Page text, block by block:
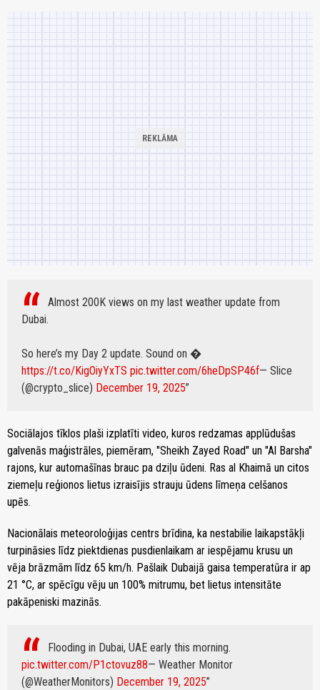
Almost 200K views on my last weather update from
Dubai.
So here’s my Day 2 update. Sound on �
https://t.co/KigOiyYxTS pic.twitter.com/6heDpSP46f— Slice
(@crypto_slice) December 19, 2025
Sociālajos tīklos plaši izplatīti video, kuros redzamas applūdušas
galvenās maģistrāles, piemēram, "Sheikh Zayed Road" un "Al Barsha"
rajons, kur automašīnas brauc pa dziļu ūdeni. Ras al Khaimā un citos
ziemeļu reģionos lietus izraisījis strauju ūdens līmeņa celšanos
upēs.
Nacionālais meteoroloģijas centrs brīdina, ka nestabilie laikapstākļi
turpināsies līdz piektdienas pusdienlaikam ar iespējamu krusu un
vēja brāzmām līdz 65 km/h. Pašlaik Dubaijā gaisa temperatūra ir ap
21 °C, ar spēcīgu vēju un 100% mitrumu, bet lietus intensitāte
pakāpeniski mazinās.
Flooding in Dubai, UAE early this morning.
pic.twitter.com/P1ctovuz88— Weather Monitor
(@WeatherMonitors) December 19, 2025